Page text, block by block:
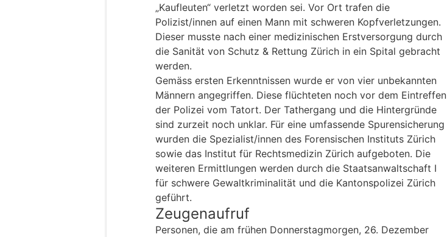
„Kaufleuten“ verletzt worden sei. Vor Ort trafen die
Polizist/innen auf einen Mann mit schweren Kopfverletzungen.
Dieser musste nach einer medizinischen Erstversorgung durch
die Sanität von Schutz & Rettung Zürich in ein Spital gebracht
werden.
Gemäss ersten Erkenntnissen wurde er von vier unbekannten
Männern angegriffen. Diese flüchteten noch vor dem Eintreffen
der Polizei vom Tatort. Der Tathergang und die Hintergründe
sind zurzeit noch unklar. Für eine umfassende Spurensicherung
wurden die Spezialist/innen des Forensischen Instituts Zürich
sowie das Institut für Rechtsmedizin Zürich aufgeboten. Die
weiteren Ermittlungen werden durch die Staatsanwaltschaft I
für schwere Gewaltkriminalität und die Kantonspolizei Zürich
geführt.
Zeugenaufruf
Personen, die am frühen Donnerstagmorgen, 26. Dezember